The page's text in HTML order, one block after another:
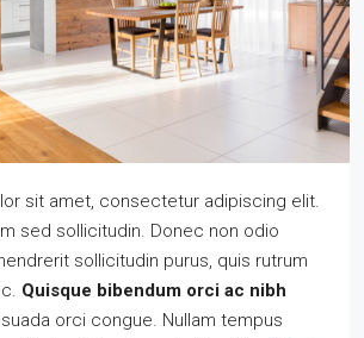
sit amet, consectetur adipiscing elit.
sed sollicitudin. Donec non odio
sollicitudin purus, quis rutrum
Quisque bibendum orci ac nibh
orci congue. Nullam tempus